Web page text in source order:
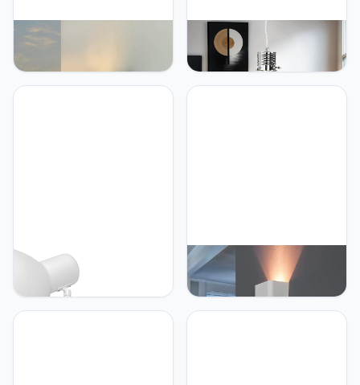
Licht-Erlebnisse Licht-
Buitenwandlamp
aluminium kunstglas zwart
Licht-Erlebnisse Licht-
Erlebnisse Tijdloze
hanglamp wit - oranje
hanglamp Ø 12 cm
Licht-Erlebnisse
Uittrekbare wandlamp in
wit vintage stijl incl. 1x 12W
E27 LED 230V wandlamp
Licht-Erlebnisse
Wandlamp GU10 indoor
wit, wandlamp indoor,
wandverlichting, trap,